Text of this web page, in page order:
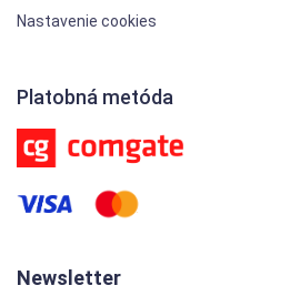
Nastavenie cookies
Platobná metóda
Newsletter